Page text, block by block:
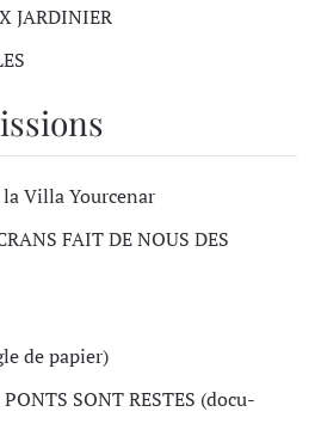
JARDINIER
Villa Yourcenar
FAIT DE NOUS DES
de papier)
PONTS SONT RESTES (docu-